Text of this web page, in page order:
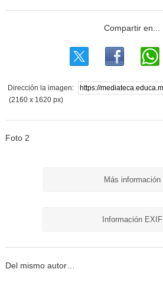
Dirección la imagen:
(2160 x 1620 px)
Foto 2
Más información
Información EXIF
Del mismo autor…